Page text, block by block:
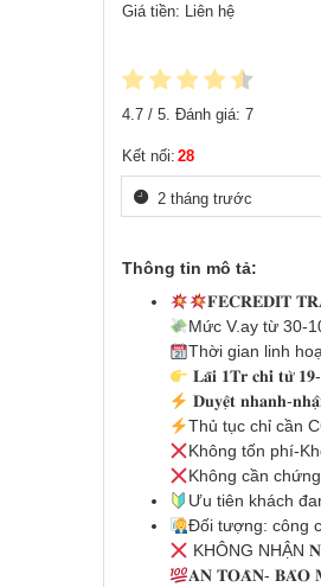
Giá tiền: Liên hệ
4.7 / 5. Đánh giá: 7
Kết nối: 28
2 tháng trước
Thông tin mô tả:
𝐅𝐄𝐂𝐑𝐄𝐃𝐈𝐓
Mức V.ay từ 30-
Thời gian linh
𝐋𝐚̃𝐢 𝟏𝐓𝐫 𝐜𝐡𝐢̉ 𝐭𝐮̛̀
𝐃𝐮𝐲𝐞̣̂𝐭 𝐧𝐡𝐚𝐧𝐡-
Thủ tục chỉ cần
Không tốn phí-
Không cần
Ưu tiên khách
Đối tượng: công
KHÔNG NHẬN
𝐀𝐍 𝐓𝐎𝐀̀𝐍- 𝐁𝐀̉𝐎